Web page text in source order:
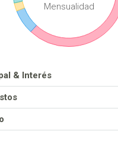
Mensualidad
& Interés